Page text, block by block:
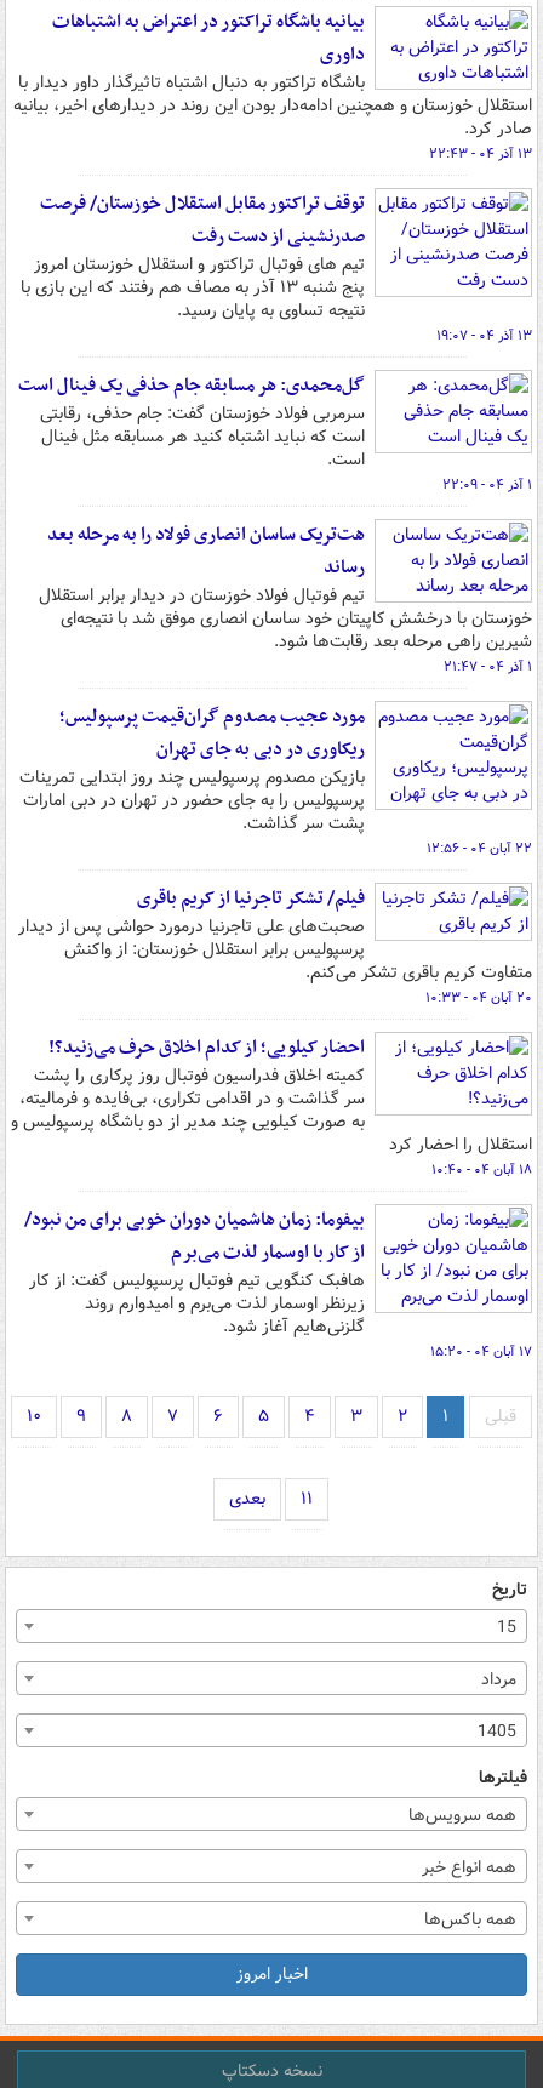
بیانیه باشگاه تراکتور در اعتراض به اشتباهات
داوری
باشگاه تراکتور به دنبال اشتباه تاثیرگذار داور دیدار با
استقلال خوزستان و همچنین ادامه‌دار بودن این روند در دیدارهای اخیر، بیانیه
صادر کرد.
۱۳ آذر ۰۴ - ۲۲:۴۳
توقف تراکتور مقابل استقلال خوزستان/ فرصت
صدرنشینی از دست رفت
تیم های فوتبال تراکتور و استقلال خوزستان امروز
پنج شنبه ۱۳ آذر به مصاف هم رفتند که این بازی با
نتیجه تساوی به پایان رسید.
۱۳ آذر ۰۴ - ۱۹:۰۷
گل‌محمدی: هر مسابقه جام حذفی یک فینال است
سرمربی فولاد خوزستان گفت: جام حذفی، رقابتی
است که نباید اشتباه کنید هر مسابقه مثل فینال
است.
۱ آذر ۰۴ - ۲۲:۰۹
هت‌تریک ساسان انصاری فولاد را به مرحله بعد
رساند
تیم فوتبال فولاد خوزستان در دیدار برابر استقلال
خوزستان با درخشش کاپیتان خود ساسان انصاری موفق شد با نتیجه‌ای
شیرین راهی مرحله بعد رقابت‌ها شود.
۱ آذر ۰۴ - ۲۱:۴۷
مورد عجیب مصدوم گران‌قیمت پرسپولیس؛
ریکاوری در دبی به جای تهران
بازیکن مصدوم پرسپولیس چند روز ابتدایی تمرینات
پرسپولیس را به جای حضور در تهران در دبی امارات
پشت سر گذاشت.
۲۲ آبان ۰۴ - ۱۲:۵۶
فیلم/ تشکر تاجرنیا از کریم باقری
صحبت‌های علی تاجرنیا درمورد حواشی پس از دیدار
پرسپولیس برابر استقلال خوزستان: از واکنش
متفاوت کریم باقری تشکر می‌کنم.
۲۰ آبان ۰۴ - ۱۰:۳۳
احضار کیلویی؛ از کدام اخلاق حرف می‌زنید؟!
کمیته اخلاق فدراسیون فوتبال روز پرکاری را پشت
سر گذاشت و در اقدامی تکراری، بی‌فایده و فرمالیته،
به صورت کیلویی چند مدیر از دو باشگاه پرسپولیس و
استقلال را احضار کرد
۱۸ آبان ۰۴ - ۱۰:۴۰
بیفوما: زمان هاشمیان دوران خوبی برای من نبود/
از کار با اوسمار لذت می‌برم
هافبک کنگویی تیم فوتبال پرسپولیس گفت: از کار
زیرنظر اوسمار لذت می‌برم و امیدوارم روند
گلزنی‌هایم آغاز شود.
۱۷ آبان ۰۴ - ۱۵:۲۰
قبلی ۱ ۲ ۳ ۴ ۵ ۶ ۷ ۸ ۹ ۱۰
۱۱ بعدی
تاریخ
15
مرداد
1405
فیلترها
همه سرویس‌ها
همه انواع خبر
همه باکس‌ها
اخبار امروز
نسخه دسکتاپ